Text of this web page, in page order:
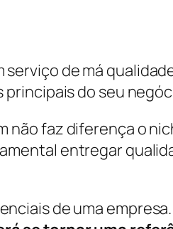
de má
principais do seu
não faz diferença o
entregar
de uma